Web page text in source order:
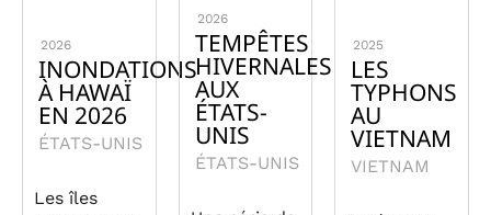
2026
INONDATIONS
À HAWAÏ
EN 2026
ÉTATS-UNIS
Les îles
2026
TEMPÊTES
HIVERNALES
AUX
ÉTATS-
UNIS
ÉTATS-UNIS
2025
LES
TYPHONS
AU
VIETNAM
VIETNAM